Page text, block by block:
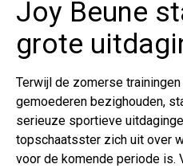
Joy Beune
grote
Terwijl de zomerse
gemoederen bezighouden,
serieuze sportieve
topschaatsster zich uit over
voor de komende periode is.